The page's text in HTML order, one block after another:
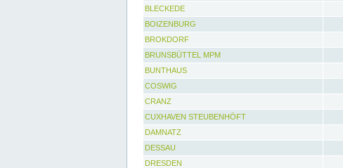
BLECKEDE
BOIZENBURG
BROKDORF
BRUNSBÜTTEL MPM
BUNTHAUS
COSWIG
CRANZ
CUXHAVEN STEUBENHÖFT
DAMNATZ
DESSAU
DRESDEN